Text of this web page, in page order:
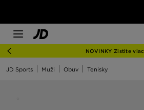
NOVINKY Zistite viac
JD Sports Muži Obuv Tenisky